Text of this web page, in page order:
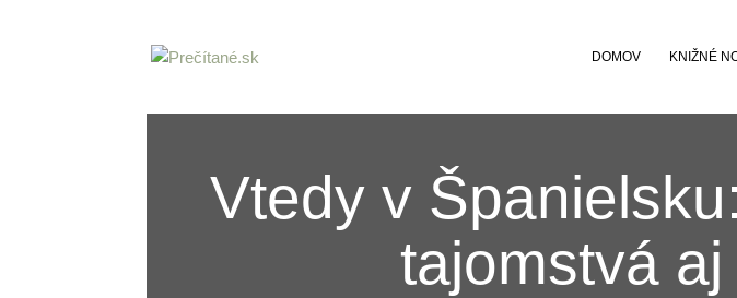
DOMOV KNIŽNÉ
Vtedy v
tajomstvá